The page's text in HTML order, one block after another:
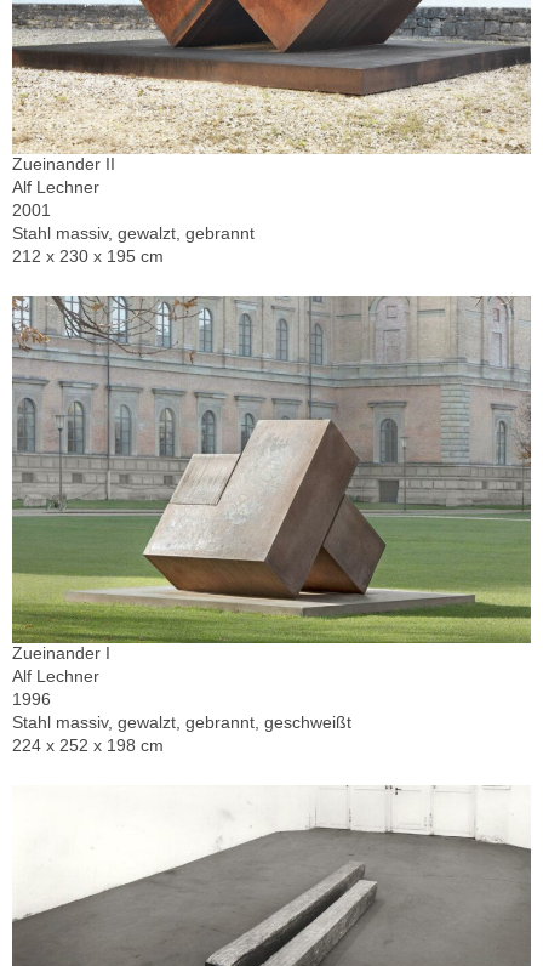
Zueinander II
Alf Lechner
2001
Stahl massiv, gewalzt, gebrannt
212 x 230 x 195 cm
Zueinander I
Alf Lechner
1996
Stahl massiv, gewalzt, gebrannt, geschweißt
224 x 252 x 198 cm